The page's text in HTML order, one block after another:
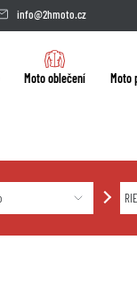
info@2hmoto.cz
Moto oblečení Moto